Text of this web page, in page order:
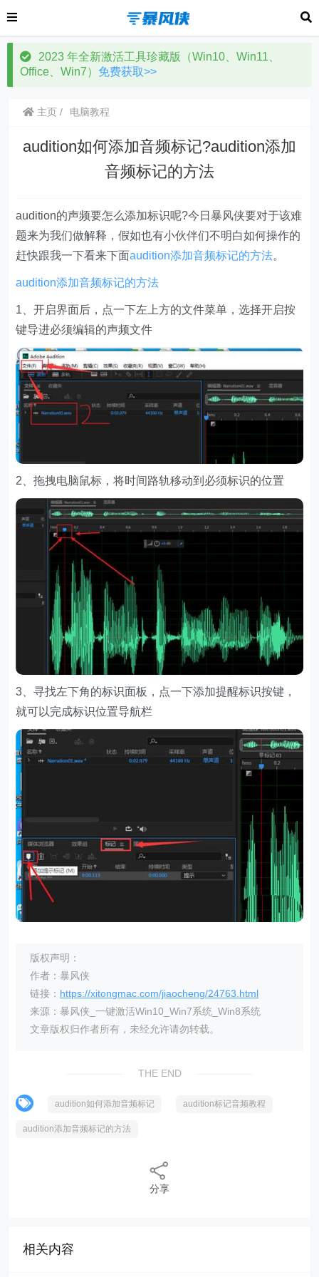
2023 年全新激活工具珍藏版（Win10、Win11、
Office、Win7） 免费获取>>
主页 电脑教程
audition如何添加音频标记?audition添加
音频标记的方法
audition的声频要怎么添加标识呢?今日暴风侠要对于该难
题来为我们做解释，假如也有小伙伴们不明白如何操作的
赶快跟我一下看来下面audition添加音频标记的方法。
audition添加音频标记的方法
1、开启界面后，点一下左上方的文件菜单，选择开启按
键导进必须编辑的声频文件
2、拖拽电脑鼠标，将时间路轨移动到必须标识的位置
3、寻找左下角的标识面板，点一下添加提醒标识按键，
就可以完成标识位置导航栏
版权声明：
作者：暴风侠
链接： https://xitongmac.com/jiaocheng/24763.html
来源：暴风侠_一键激活Win10_Win7系统_Win8系统
文章版权归作者所有，未经允许请勿转载。
THE END
audition如何添加音频标记 audition标记音频教程
audition添加音频标记的方法
分享
相关内容